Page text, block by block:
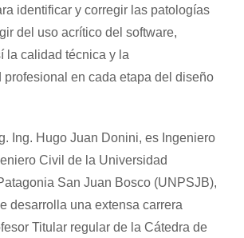
identificar y corregir las patologías
del uso acrítico del software,
la calidad técnica y la
profesional en cada etapa del diseño
Ing. Hugo Juan Donini, es Ingeniero
Civil de la Universidad
San Juan Bosco (UNPSJB),
desarrolla una extensa carrera
Titular regular de la Cátedra de